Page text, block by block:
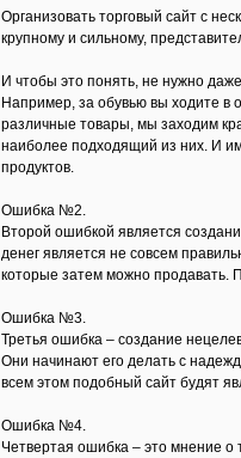
Организовать торговый сайт с
крупному и сильному,
И чтобы это понять, не нужно
Например, за обувью вы ходите в
различные товары, мы заходим
наиболее подходящий из них. И
продуктов.
Ошибка №2.
Второй ошибкой является
денег является не совсем
которые затем можно продавать.
Ошибка №3.
Третья ошибка – создание
Они начинают его делать с
всем этом подобный сайт будят
Ошибка №4.
Четвертая ошибка – это мнение о